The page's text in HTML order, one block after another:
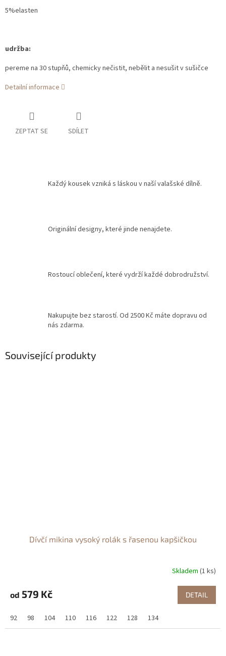
5%elasten
udržba:
pereme na 30 stupňů, chemicky nečistit, nebělit a nesušit v sušičce
Detailní informace
ZEPTAT SE SDÍLET
Každý kousek vzniká s láskou v naší valašské dílně.
Originální designy, které jinde nenajdete.
Rostoucí oblečení, které vydrží každé dobrodružství.
Nakupujte bez starostí. Od 2500 Kč máte dopravu od
nás zdarma.
Související produkty
Dívčí mikina vysoký rolák s řasenou kapšičkou
Skladem (1 ks)
od 579 Kč DETAIL
92 98 104 110 116 122 128 134